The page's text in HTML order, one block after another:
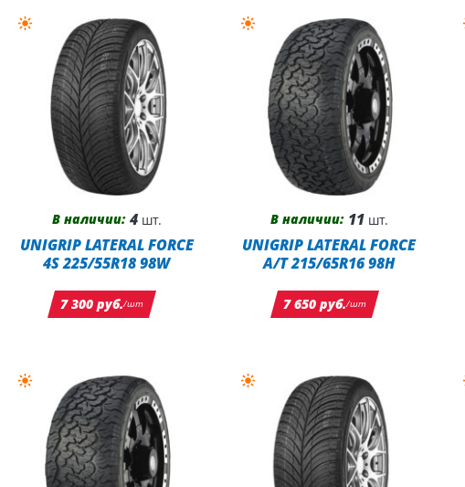
В наличии: 4шт.
UNIGRIP LATERAL FORCE
4S 225/55R18 98W
7 300 руб./шт
В наличии: 11шт.
UNIGRIP LATERAL FORCE
A/T 215/65R16 98H
7 650 руб./шт